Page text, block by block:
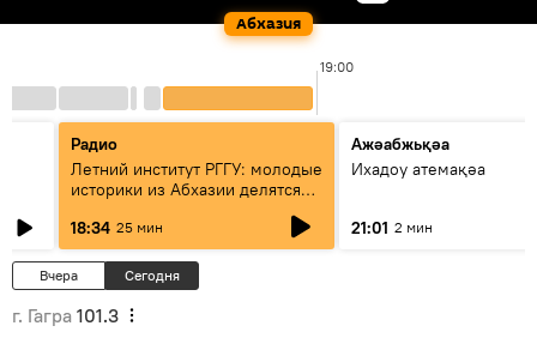
Абхазия
19:00
Радио
Летний институт РГГУ: молодые
историки из Абхазии делятся
18:34 25 мин
Ажәабжьқәа
Ихадоу атемақәа
21:01 2 мин
Вчера Сегодня
г. Гагра 101.3